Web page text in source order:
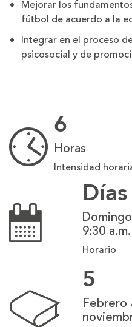
Mejorar los
fútbol de acuerdo a la
Integrar en el proceso
psicosocial y de
6
Horas
Intensidad
Días
9:30 a.m.
Horario
5
Febrero